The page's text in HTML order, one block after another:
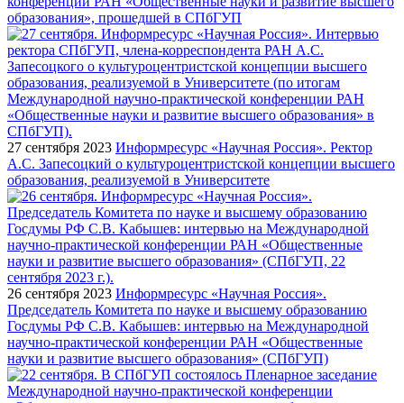
образования», прошедшей в СПбГУП
27 сентября 2023 Информресурс «Научная Россия». Ректор
А.С. Запесоцкий о культуроцентристской концепции высшего
образования, реализуемой в Университете
26 сентября 2023 Информресурс «Научная Россия».
Председатель Комитета по науке и высшему образованию
Госдумы РФ С.В. Кабышев: интервью на Международной
научно-практической конференции РАН «Общественные
науки и развитие высшего образования» (СПбГУП)